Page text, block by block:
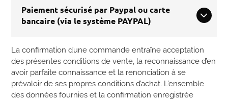
Paiement sécurisé par Paypal ou carte
bancaire (via le système PAYPAL)
La confirmation d’une commande entraîne acceptation
des présentes conditions de vente, la reconnaissance d’en
avoir parfaite connaissance et la renonciation à se
prévaloir de ses propres conditions d’achat. L’ensemble
des données fournies et la confirmation enregistrée